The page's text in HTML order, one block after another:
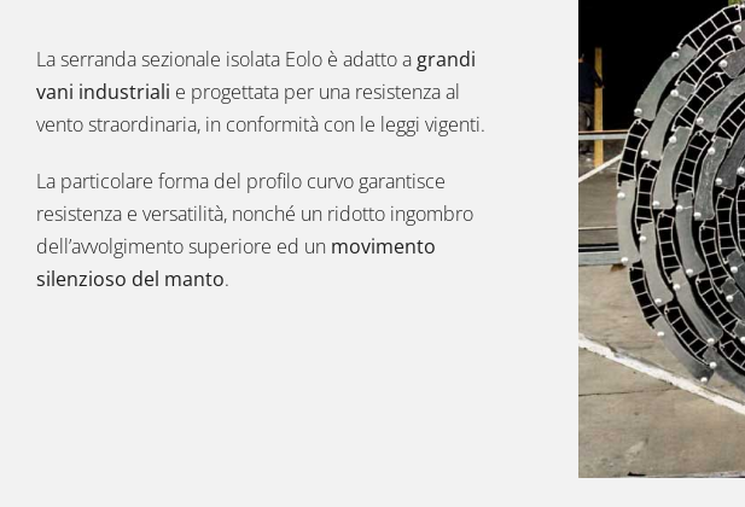
La serranda sezionale isolata Eolo è adatto a grandi
vani industriali e progettata per una resistenza al
vento straordinaria, in conformità con le leggi vigenti.
La particolare forma del profilo curvo garantisce
resistenza e versatilità, nonché un ridotto ingombro
dell’avvolgimento superiore ed un movimento
silenzioso del manto.